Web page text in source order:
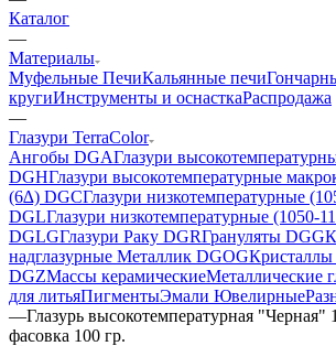
Каталог
—
Материалы
Муфельные ПечиКальянные печи
кругиИнструменты и оснасткаРаспродажа
—
Глазури TerraColor
Ангобы DGAГлазури
DGHГлазури высокотемпературные
(6∆) DGCГлазури низкотемпературные
DGLГлазури низкотемпературные (1050-
DGLGГлазури Раку DGRГрануляты DGG
надглазурные Металлик DGOGКристаллы
DGZМассы керамическиеМеталлические
для литьяПигментыЭмали Ювелирные
—Глазурь высокотемпературная "Черная"
фасовка 100 гр.